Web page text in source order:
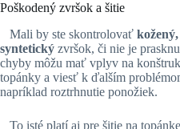
Poškodený zvršok a šitie
Mali by ste skontrolovať
syntetický zvršok, či nie je
chyby môžu mať vplyv na
topánky a viesť k ďalším
napríklad roztrhnutie ponožiek.
To isté platí aj pre šitie na